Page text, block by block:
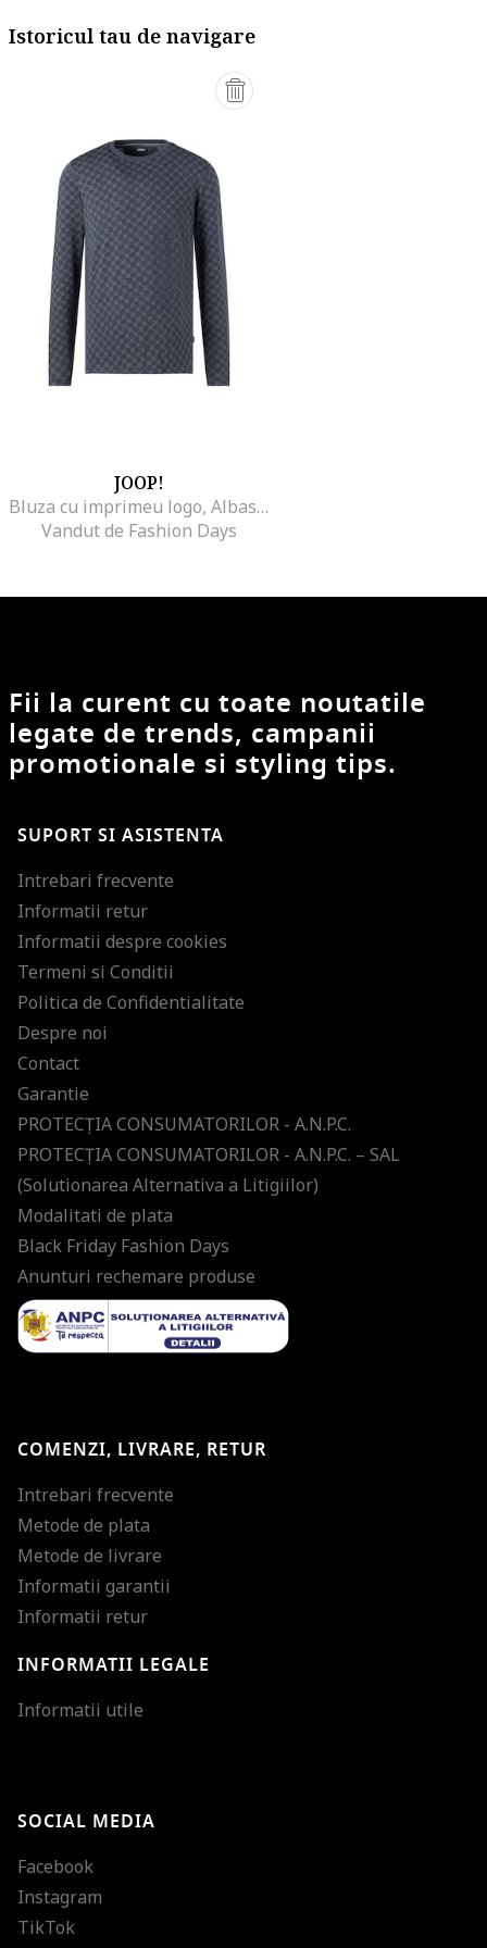
Istoricul tau de navigare
JOOP!
Bluza cu imprimeu logo, Albastru
Vandut de Fashion Days
Fii la curent cu toate noutatile
legate de trends, campanii
promotionale si styling tips.
SUPORT SI ASISTENTA
Intrebari frecvente
Informatii retur
Informatii despre cookies
Termeni si Conditii
Politica de Confidentialitate
Despre noi
Contact
Garantie
PROTECŢIA CONSUMATORILOR - A.N.P.C.
PROTECŢIA CONSUMATORILOR - A.N.P.C. – SAL
(Solutionarea Alternativa a Litigiilor)
Modalitati de plata
Black Friday Fashion Days
Anunturi rechemare produse
COMENZI, LIVRARE, RETUR
Intrebari frecvente
Metode de plata
Metode de livrare
Informatii garantii
Informatii retur
INFORMATII LEGALE
Informatii utile
SOCIAL MEDIA
Facebook
Instagram
TikTok